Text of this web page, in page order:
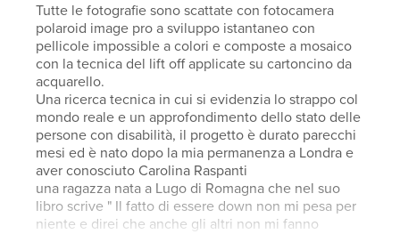
Tutte le fotografie sono scattate con fotocamera
polaroid image pro a sviluppo istantaneo con
pellicole impossible a colori e composte a mosaico
con la tecnica del lift off applicate su cartoncino da
acquarello.
Una ricerca tecnica in cui si evidenzia lo strappo col
mondo reale e un approfondimento dello stato delle
persone con disabilità, il progetto è durato parecchi
mesi ed è nato dopo la mia permanenza a Londra e
aver conosciuto Carolina Raspanti
una ragazza nata a Lugo di Romagna che nel suo
libro scrive " Il fatto di essere down non mi pesa per
niente e direi che anche gli altri non mi fanno